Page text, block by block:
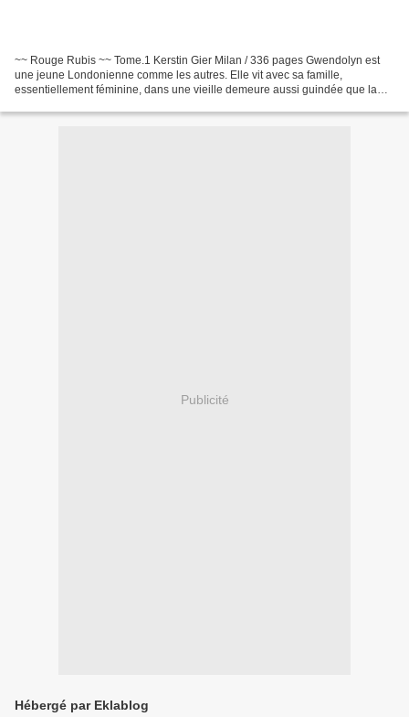
~~ Rouge Rubis ~~ Tome.1 Kerstin Gier Milan / 336 pages Gwendolyn est
une jeune Londonienne comme les autres. Elle vit avec sa famille,
essentiellement féminine, dans une vieille demeure aussi guindée que la
Publicité
Hébergé par Eklablog